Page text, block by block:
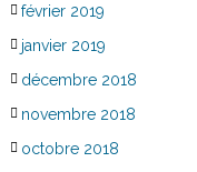
février 2019
janvier 2019
décembre 2018
novembre 2018
octobre 2018